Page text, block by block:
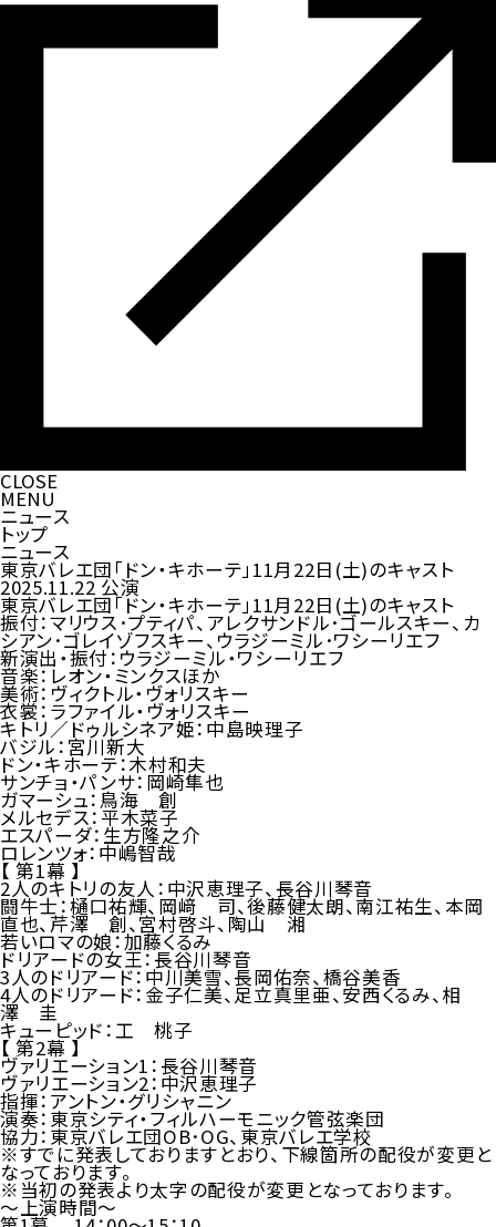
CLOSE
MENU
ニュース
トップ
ニュース
東京バレエ団「ドン・キホーテ」11月22日(土)のキャスト
2025.11.22公演
東京バレエ団「ドン・キホーテ」11月22日(土)のキャスト
振付：マリウス･プティパ、アレクサンドル･ゴールスキー、カ
シアン･ゴレイゾフスキー、ウラジーミル･ワシーリエフ
新演出・振付：ウラジーミル・ワシーリエフ
音楽：レオン・ミンクスほか
美術：ヴィクトル・ヴォリスキー
衣裳：ラファイル・ヴォリスキー
キトリ／ドゥルシネア姫：中島映理子
バジル：宮川新大
ドン・キホーテ：木村和夫
サンチョ・パンサ：岡崎隼也
ガマーシュ：鳥海 創
メルセデス：平木菜子
エスパーダ：生方隆之介
ロレンツォ：中嶋智哉
【 第1幕 】
2人のキトリの友人：中沢恵理子、長谷川琴音
闘牛士：樋口祐輝、岡﨑 司、後藤健太朗、南江祐生、本岡
直也、芹澤 創、宮村啓斗、陶山 湘
若いロマの娘：加藤くるみ
ドリアードの女王：長谷川琴音
3人のドリアード：中川美雪、長岡佑奈、橋谷美香
4人のドリアード：金子仁美、足立真里亜、安西くるみ、相
澤 圭
キューピッド：工 桃子
【 第2幕 】
ヴァリエーション1：長谷川琴音
ヴァリエーション2：中沢恵理子
指揮：アントン・グリシャニン
演奏：東京シティ・フィルハーモニック管弦楽団
協力：東京バレエ団OB･OG、東京バレエ学校
※すでに発表しておりますとおり、下線箇所の配役が変更と
なっております。
※当初の発表より太字の配役が変更となっております。
～上演時間～